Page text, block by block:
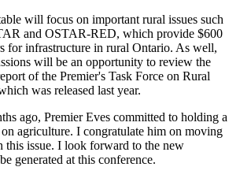
will focus on important rural issues such
and OSTAR-RED, which provide $600
for infrastructure in rural Ontario. As well,
will be an opportunity to review the
of the Premier's Task Force on Rural
was released last year.
ago, Premier Eves committed to holding a
agriculture. I congratulate him on moving
this issue. I look forward to the new
generated at this conference.